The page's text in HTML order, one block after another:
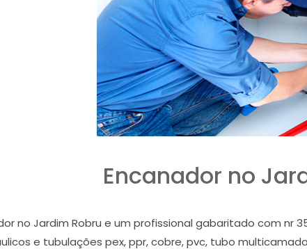
Encanador no
no Jardim Robru e um profissional gabaritado com nr
e tubulações pex, ppr, cobre, pvc, tubo